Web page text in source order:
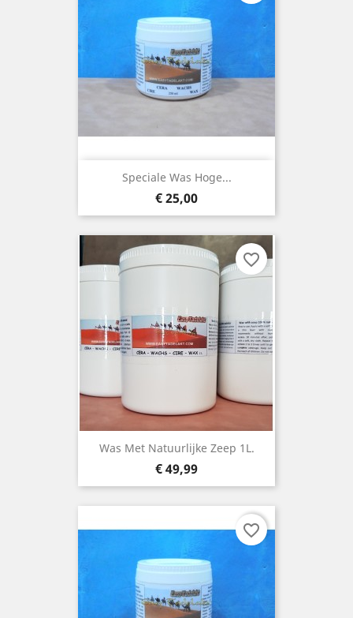
Speciale Was Hoge...
Prijs
€ 25,00
Was Met Natuurlijke Zeep 1L.
Prijs
€ 49,99
favorite_border
favorite_border